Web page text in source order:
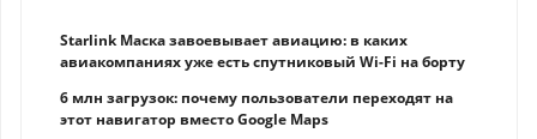
Starlink Маска завоевывает авиацию: в каких
авиакомпаниях уже есть спутниковый Wi-Fi на борту
6 млн загрузок: почему пользователи переходят на
этот навигатор вместо Google Maps